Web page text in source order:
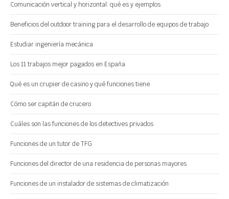
Comunicación vertical y horizontal: qué es y ejemplos
Beneficios del outdoor training para el desarrollo de equipos de trabajo
Estudiar ingeniería mecánica
Los 11 trabajos mejor pagados en España
Qué es un crupier de casino y qué funciones tiene
Cómo ser capitán de crucero
Cuáles son las funciones de los detectives privados
Funciones de un tutor de TFG
Funciones del director de una residencia de personas mayores
Funciones de un instalador de sistemas de climatización